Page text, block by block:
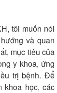
tôi muốn nói
và quan
mục tiêu của
y khoa, ứng
trị bệnh. Để
khoa học, các